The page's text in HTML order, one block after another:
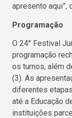
apresento aqui”,
Programação
O 24° Festival
programação
os turnos, além
(3). As
diferentes
até a Educação
instituições